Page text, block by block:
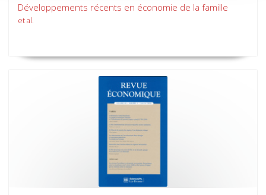
Développements récents en économie de la famille
et al.